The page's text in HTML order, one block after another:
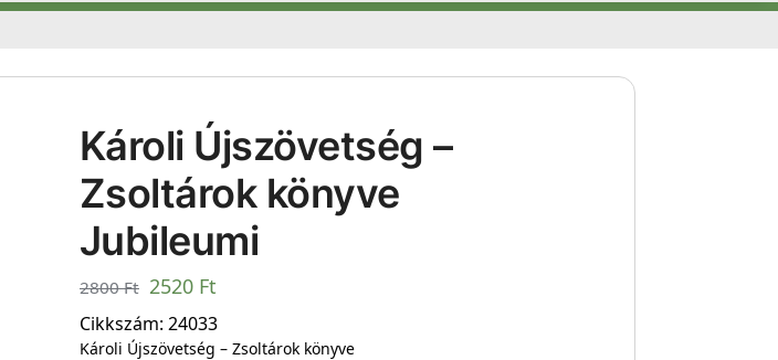
Károli Újszövetség –
Zsoltárok könyve
Jubileumi
2800Ft 2520 Ft
Cikkszám: 24033
Károli Újszövetség – Zsoltárok könyve